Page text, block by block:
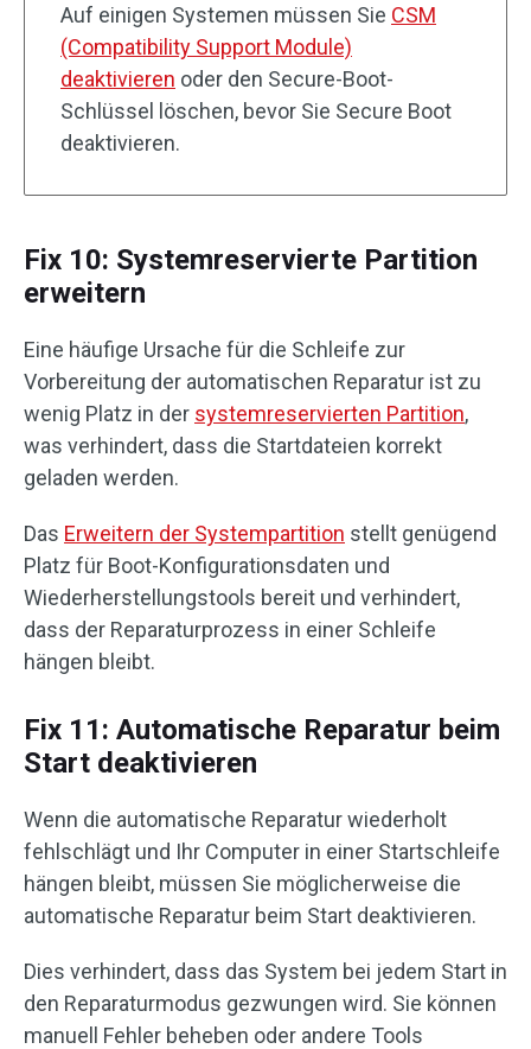
Auf einigen Systemen müssen Sie CSM
(Compatibility Support Module)
deaktivieren oder den Secure-Boot-
Schlüssel löschen, bevor Sie Secure Boot
deaktivieren.
Fix 10: Systemreservierte Partition
erweitern
Eine häufige Ursache für die Schleife zur
Vorbereitung der automatischen Reparatur ist zu
wenig Platz in der systemreservierten Partition,
was verhindert, dass die Startdateien korrekt
geladen werden.
Das Erweitern der Systempartition stellt genügend
Platz für Boot-Konfigurationsdaten und
Wiederherstellungstools bereit und verhindert,
dass der Reparaturprozess in einer Schleife
hängen bleibt.
Fix 11: Automatische Reparatur beim
Start deaktivieren
Wenn die automatische Reparatur wiederholt
fehlschlägt und Ihr Computer in einer Startschleife
hängen bleibt, müssen Sie möglicherweise die
automatische Reparatur beim Start deaktivieren.
Dies verhindert, dass das System bei jedem Start in
den Reparaturmodus gezwungen wird. Sie können
manuell Fehler beheben oder andere Tools